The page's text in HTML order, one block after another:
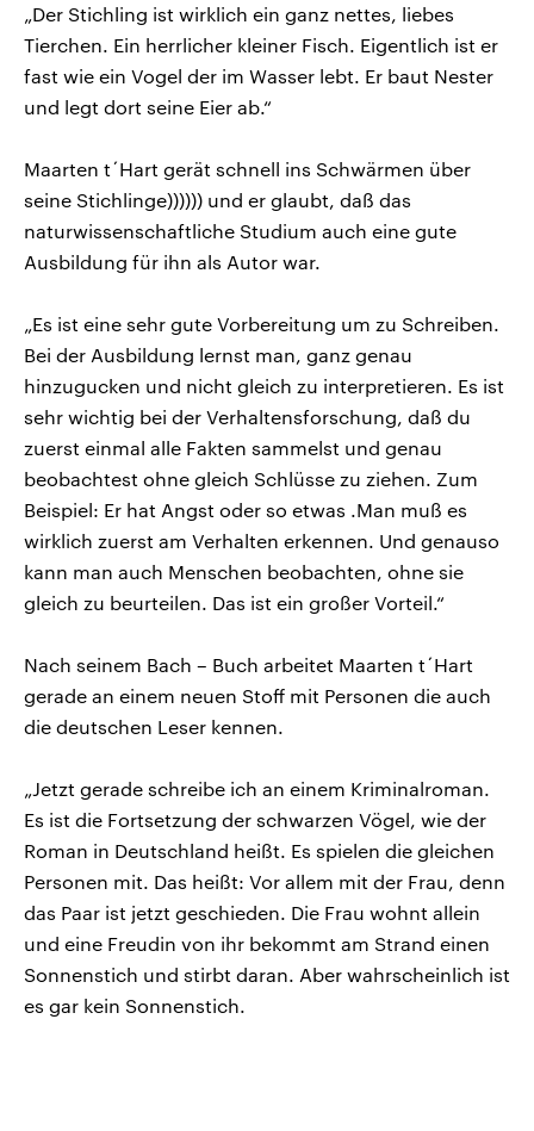
„Der Stichling ist wirklich ein ganz nettes, liebes
Tierchen. Ein herrlicher kleiner Fisch. Eigentlich ist er
fast wie ein Vogel der im Wasser lebt. Er baut Nester
und legt dort seine Eier ab.“
Maarten t´Hart gerät schnell ins Schwärmen über
seine Stichlinge)))))) und er glaubt, daß das
naturwissenschaftliche Studium auch eine gute
Ausbildung für ihn als Autor war.
„Es ist eine sehr gute Vorbereitung um zu Schreiben.
Bei der Ausbildung lernst man, ganz genau
hinzugucken und nicht gleich zu interpretieren. Es ist
sehr wichtig bei der Verhaltensforschung, daß du
zuerst einmal alle Fakten sammelst und genau
beobachtest ohne gleich Schlüsse zu ziehen. Zum
Beispiel: Er hat Angst oder so etwas .Man muß es
wirklich zuerst am Verhalten erkennen. Und genauso
kann man auch Menschen beobachten, ohne sie
gleich zu beurteilen. Das ist ein großer Vorteil.“
Nach seinem Bach – Buch arbeitet Maarten t´Hart
gerade an einem neuen Stoff mit Personen die auch
die deutschen Leser kennen.
„Jetzt gerade schreibe ich an einem Kriminalroman.
Es ist die Fortsetzung der schwarzen Vögel, wie der
Roman in Deutschland heißt. Es spielen die gleichen
Personen mit. Das heißt: Vor allem mit der Frau, denn
das Paar ist jetzt geschieden. Die Frau wohnt allein
und eine Freudin von ihr bekommt am Strand einen
Sonnenstich und stirbt daran. Aber wahrscheinlich ist
es gar kein Sonnenstich.